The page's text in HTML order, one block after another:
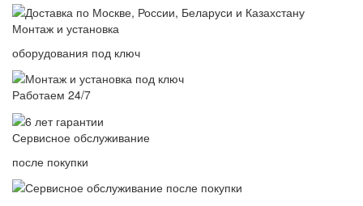
Монтаж и установка
оборудования под ключ
Работаем 24/7
Сервисное обслуживание
после покупки